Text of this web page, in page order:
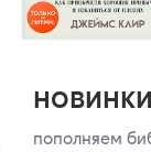
пополняем